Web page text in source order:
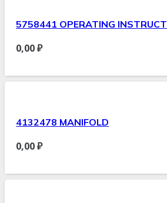
5758441 OPERATING INSTRUCT
0,00₽
4132478 MANIFOLD
0,00₽